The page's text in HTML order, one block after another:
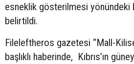
esneklik gösterilmesi yönündeki
belirtildi.
Fileleftheros gazetesi “Mall-
başlıklı haberinde, Kıbrıs’ın